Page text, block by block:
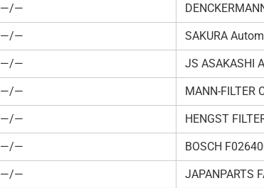
—/—
—/— SAKURA
—/— JS ASAKASHI
—/— MANN-FILTER
—/— HENGST
—/— BOSCH
—/— JAPANPARTS